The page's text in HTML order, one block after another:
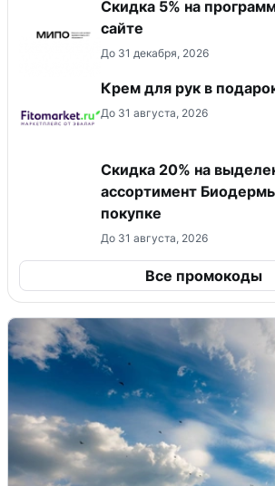
Скидка 5% на
сайте
До 31 декабря, 2026
Крем для рук в
До 31 августа, 2026
Скидка 20% на
ассортимент
покупке
До 31 августа, 2026
Все промокоды